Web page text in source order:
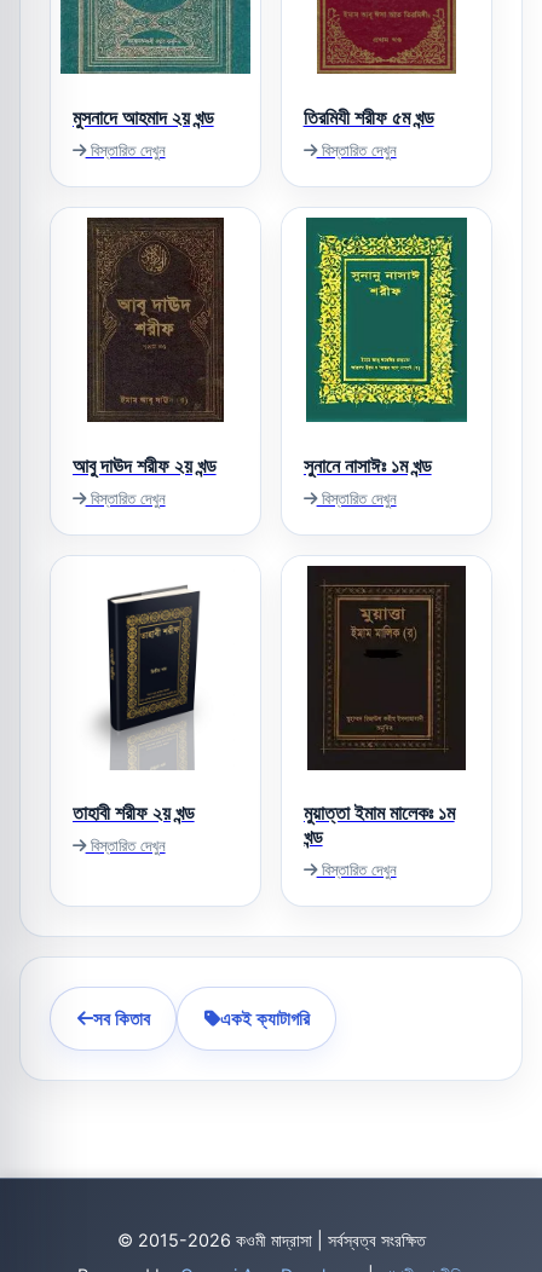
মুসনাদে আহমাদ ২য় খন্ড
বিস্তারিত দেখুন
তিরমিযী শরীফ ৫ম খন্ড
বিস্তারিত দেখুন
আবু দাঊদ শরীফ ২য় খন্ড
বিস্তারিত দেখুন
সুনানে নাসাঈঃ ১ম খন্ড
বিস্তারিত দেখুন
তাহাবী শরীফ ২য় খন্ড
বিস্তারিত দেখুন
মুয়াত্তা ইমাম মালেকঃ ১ম
খন্ড
বিস্তারিত দেখুন
সব কিতাব একই ক্যাটাগরি
© 2015-2026 কওমী মাদ্রাসা | সর্বস্বত্ব সংরক্ষিত